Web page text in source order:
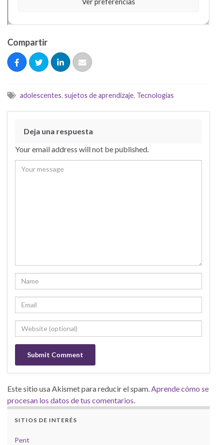
Compartir
adolescentes, sujetos de aprendizaje, Tecnologías
Deja una respuesta
Your email address will not be published.
Este sitio usa Akismet para reducir el spam. Aprende cómo se
procesan los datos de tus comentarios
SITIOS DE INTERÉS
Pent